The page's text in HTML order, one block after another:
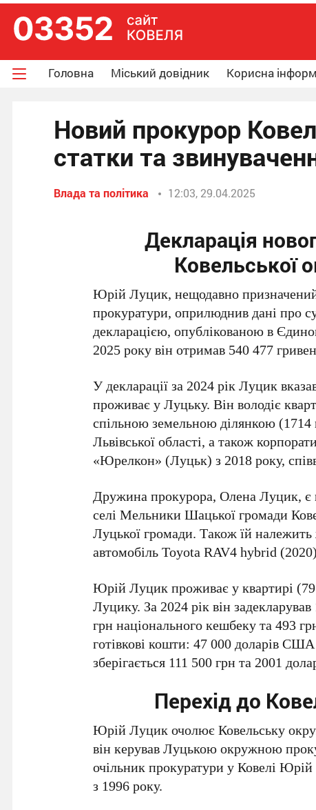
Головна Міський довідник Корисна
Новий прокурор
статки та
Влада та політика 12:03, 29.04.2025
Декларація
Ковельської
Юрій Луцик, нещодавно
прокуратури, оприлюднив дані про
декларацією, опублікованою в
2025 року він отримав 540 477
У декларації за 2024 рік Луцик
проживає у Луцьку. Він володіє
спільною земельною ділянкою
Львівської області, а також
«Юрелкон» (Луцьк) з 2018 року,
Дружина прокурора, Олена Луцик, є
селі Мельники Шацької громади
Луцької громади. Також їй
автомобіль Toyota RAV4 hybrid
Юрій Луцик проживає у квартирі
Луцику. За 2024 рік він
грн національного кешбеку та 493
готівкові кошти: 47 000 доларів
зберігається 111 500 грн та 2001
Перехід до
Юрій Луцик очолює Ковельську
він керував Луцькою окружною
очільник прокуратури у Ковелі
з 1996 року.